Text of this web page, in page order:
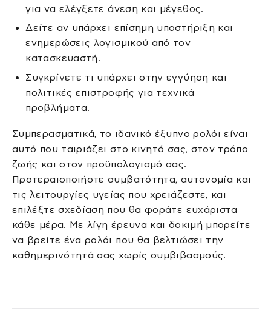
για να ελέγξετε άνεση και μέγεθος.
Δείτε αν υπάρχει επίσημη υποστήριξη και
ενημερώσεις λογισμικού από τον
κατασκευαστή.
Συγκρίνετε τι υπάρχει στην εγγύηση και
πολιτικές επιστροφής για τεχνικά
προβλήματα.
Συμπερασματικά, το ιδανικό έξυπνο ρολόι είναι
αυτό που ταιριάζει στο κινητό σας, στον τρόπο
ζωής και στον προϋπολογισμό σας.
Προτεραιοποιήστε συμβατότητα, αυτονομία και
τις λειτουργίες υγείας που χρειάζεστε, και
επιλέξτε σχεδίαση που θα φοράτε ευχάριστα
κάθε μέρα. Με λίγη έρευνα και δοκιμή μπορείτε
να βρείτε ένα ρολόι που θα βελτιώσει την
καθημερινότητά σας χωρίς συμβιβασμούς.